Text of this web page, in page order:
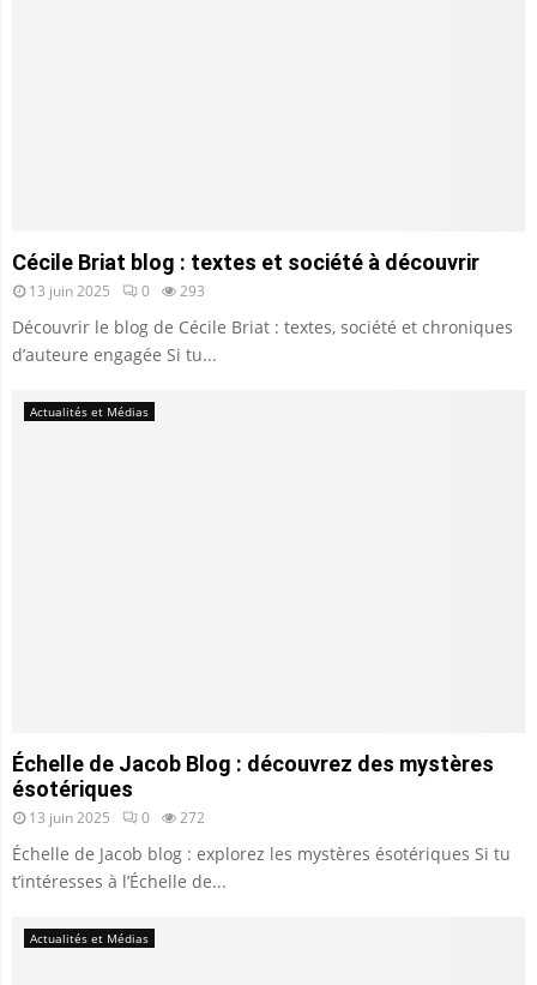
Cécile Briat blog : textes et société à découvrir
13 juin 2025 0 293
Découvrir le blog de Cécile Briat : textes, société et chroniques
d’auteure engagée Si tu...
Actualités et Médias
Échelle de Jacob Blog : découvrez des mystères
ésotériques
13 juin 2025 0 272
Échelle de Jacob blog : explorez les mystères ésotériques Si tu
t’intéresses à l’Échelle de...
Actualités et Médias